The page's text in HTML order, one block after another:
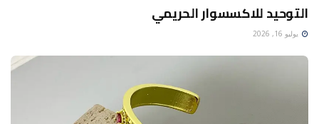
التوحيد للاكسسوار الحريمي
يوليو 16, 2026